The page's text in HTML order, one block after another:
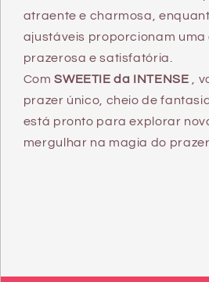
atraente e charmosa,
ajustáveis proporcionam uma
prazerosa e satisfatória.
Com SWEETIE da INTENSE
,
prazer único, cheio de
está pronto para explorar
mergulhar na magia do